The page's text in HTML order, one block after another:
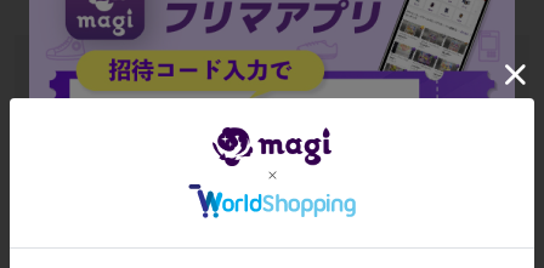
過去12ヶ月間の取引相場
データがありません
全期間の平均取引額
データがありません